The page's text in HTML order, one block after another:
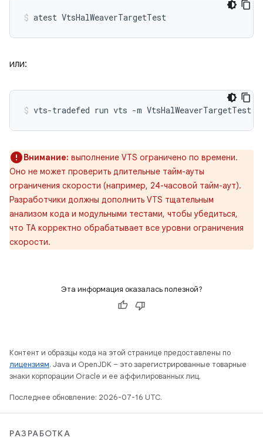
или:
Внимание: выполнение VTS ограничено по времени.
Оно не может проверить длительные тайм-ауты
ограничения скорости (например, 24-часовой тайм-аут).
Разработчики должны дополнить VTS тщательным
анализом кода и модульными тестами, чтобы убедиться,
что TA корректно обрабатывает все уровни ограничения
скорости.
Эта информация оказалась полезной?
Контент и образцы кода на этой странице предоставлены по
лицензиям. Java и OpenJDK – это зарегистрированные товарные
знаки корпорации Oracle и ее аффилированных лиц.
Последнее обновление: 2026-07-16 UTC.
РАЗРАБОТКА